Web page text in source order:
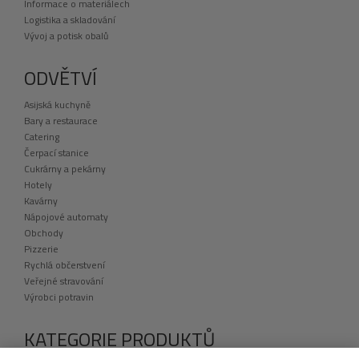
Informace o materiálech
Logistika a skladování
Vývoj a potisk obalů
ODVĚTVÍ
Asijská kuchyně
Bary a restaurace
Catering
Čerpací stanice
Cukrárny a pekárny
Hotely
Kavárny
Nápojové automaty
Obchody
Pizzerie
Rychlá občerstvení
Veřejné stravování
Výrobci potravin
KATEGORIE PRODUKTŮ